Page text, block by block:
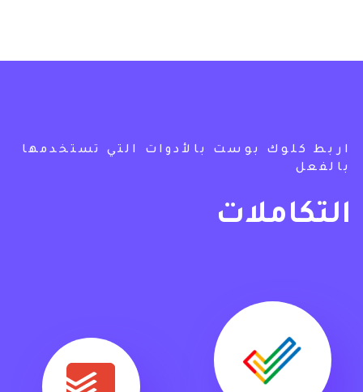
اربط كلوك بوست بالأدوات التي تستخدمها
بالفعل
التكاملات